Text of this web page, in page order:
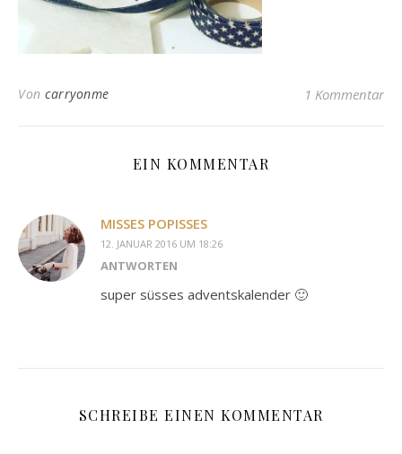
Von carryonme 1 Kommentar
EIN KOMMENTAR
MISSES POPISSES
12. JANUAR 2016 UM 18:26
ANTWORTEN
super süsses adventskalender 🙂
SCHREIBE EINEN KOMMENTAR